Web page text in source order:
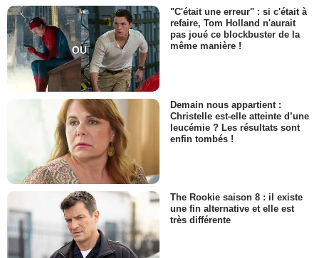
"C'était une erreur" : si c'était à
refaire, Tom Holland n'aurait
pas joué ce blockbuster de la
même manière !
Demain nous appartient :
Christelle est-elle atteinte d’une
leucémie ? Les résultats sont
enfin tombés !
The Rookie saison 8 : il existe
une fin alternative et elle est
très différente